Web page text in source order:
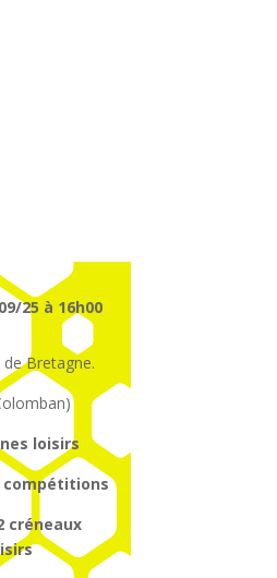
25 à 16h00
Bretagne.
loisirs
compétitions
créneaux